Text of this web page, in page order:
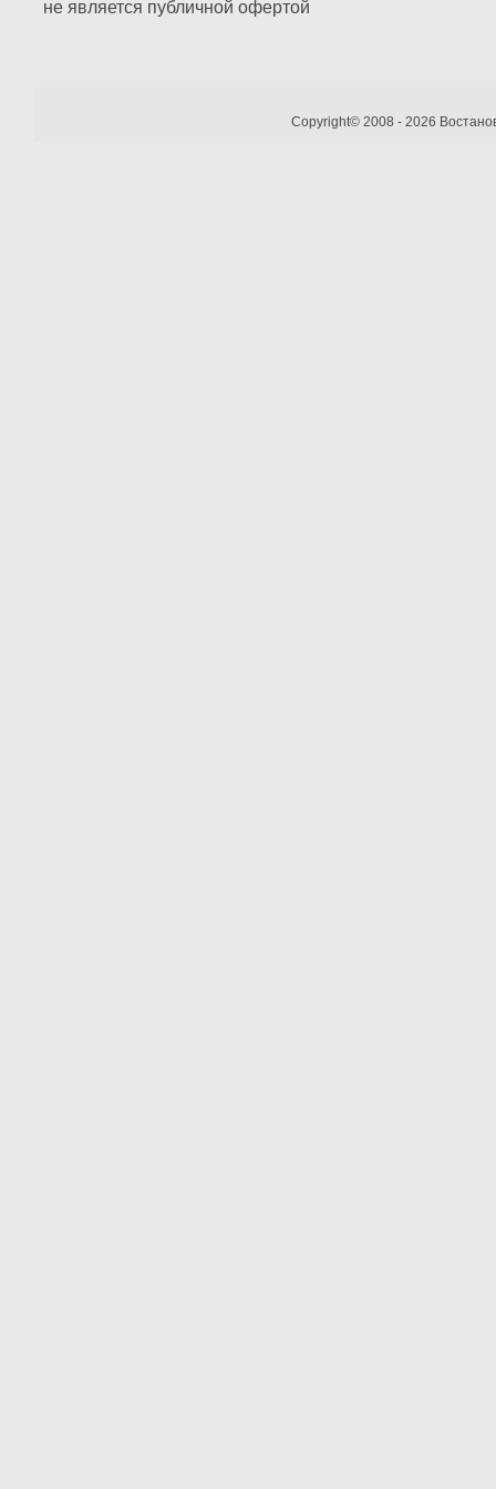
не является публичной офертой
Copyright© 2008 - 2026